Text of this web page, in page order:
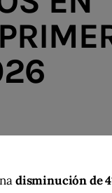
disminución de